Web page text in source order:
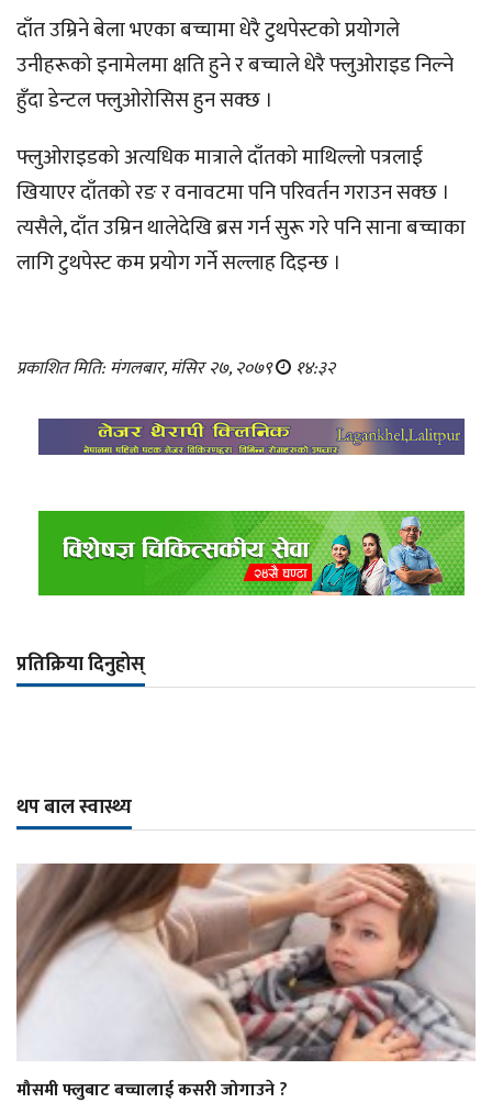
दाँत उम्रिने बेला भएका बच्चामा धेरै टुथपेस्टको प्रयोगले
उनीहरूको इनामेलमा क्षति हुने र बच्चाले धेरै फ्लुओराइड निल्ने
हुँदा डेन्टल फ्लुओरोसिस हुन सक्छ ।
फ्लुओराइडको अत्यधिक मात्राले दाँतको माथिल्लो पत्रलाई
खियाएर दाँतको रङ र वनावटमा पनि परिवर्तन गराउन सक्छ ।
त्यसैले, दाँत उम्रिन थालेदेखि ब्रस गर्न सुरू गरे पनि साना बच्चाका
लागि टुथपेस्ट कम प्रयोग गर्ने सल्लाह दिइन्छ ।
प्रकाशित मिति: मंगलबार, मंसिर २७, २०७९ १४:३२
प्रतिक्रिया दिनुहोस्
थप बाल स्वास्थ्य
मौसमी फ्लुबाट बच्चालाई कसरी जोगाउने ?